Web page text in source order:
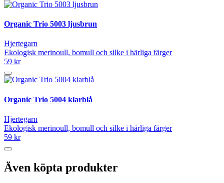
Organic Trio 5003 ljusbrun
Hjertegarn
Ekologisk merinoull, bomull och silke i härliga färger
59 kr
Organic Trio 5004 klarblå
Hjertegarn
Ekologisk merinoull, bomull och silke i härliga färger
59 kr
Även köpta produkter